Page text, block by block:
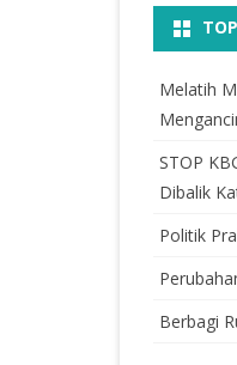
Melatih
STOP
Dibalik
Politik
Berbagi